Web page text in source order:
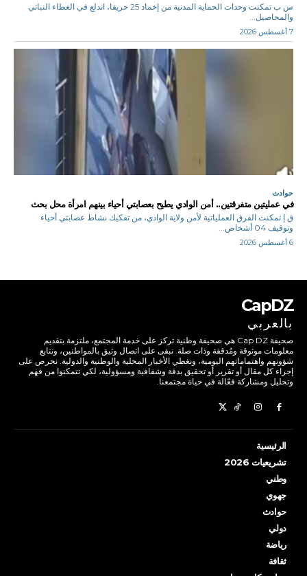
س ب تمكنت وحدات الحماية المدنية من إخماد 25 حريقا، اندلع في الغطاء النباتي
والمحاصيل...
7 أغسطس 2026
حوادث
في عمليتين متفرقتين.. أمن الوادي يطيح بعصابتي أحياء بينهم امرأة محل بحث
ق.إ تمكنت الفرق العملياتية لأمن ولاية الوادي، من تفكيك نشاط عصابتي أحياء
وتوقيف 04 أشخاص...
6 أغسطس 2026
CapDZ
بالعربي
صحيفة Cap DZ هي صحيفة وطنية تركز على خدمة المجتمع، ملتزمة بتقديم
معلومات موثوقة ومُدققة وذات صلة. نبقى على اتصال وثيق بالمواطنين، ونتابع
شؤونهم واهتماماتهم اليومية، ونغطي الأخبار المحلية والوطنية والدولية. نحرص على
إجراء كل مقال أو تقرير أو تحقيق بدقة وشفافية ومسؤولية، لكي تتمكنوا من فهم
وتحليل ومشاركة فعّالة في حياة مجتمعنا.
الرئيسية
تشريعيات 2026
وطني
جهوي
حوادث
دولي
رياضة
ثقافة